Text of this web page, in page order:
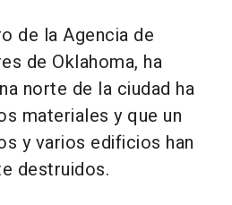
de la Agencia de
de Oklahoma, ha
norte de la ciudad ha
materiales y que un
y varios edificios han
destruidos.